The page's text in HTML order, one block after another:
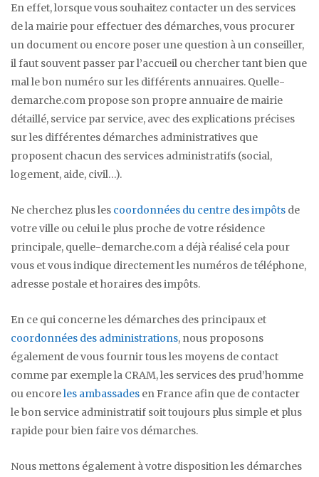
En effet, lorsque vous souhaitez contacter un des services
de la mairie pour effectuer des démarches, vous procurer
un document ou encore poser une question à un conseiller,
il faut souvent passer par l’accueil ou chercher tant bien que
mal le bon numéro sur les différents annuaires. Quelle-
demarche.com propose son propre annuaire de mairie
détaillé, service par service, avec des explications précises
sur les différentes démarches administratives que
proposent chacun des services administratifs (social,
logement, aide, civil…).
Ne cherchez plus les coordonnées du centre des impôts de
votre ville ou celui le plus proche de votre résidence
principale, quelle-demarche.com a déjà réalisé cela pour
vous et vous indique directement les numéros de téléphone,
adresse postale et horaires des impôts.
En ce qui concerne les démarches des principaux et
coordonnées des administrations, nous proposons
également de vous fournir tous les moyens de contact
comme par exemple la CRAM, les services des prud’homme
ou encoreles ambassades en France afin que de contacter
le bon service administratif soit toujours plus simple et plus
rapide pour bien faire vos démarches.
Nous mettons également à votre disposition les démarches